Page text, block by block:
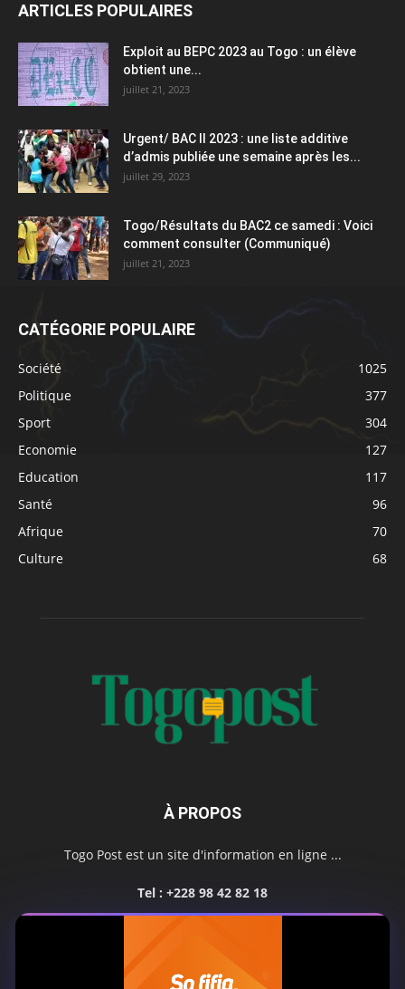
ARTICLES POPULAIRES
Exploit au BEPC 2023 au Togo : un élève
obtient une...
juillet 21, 2023
Urgent/ BAC II 2023 : une liste additive
d’admis publiée une semaine après les...
juillet 29, 2023
Togo/Résultats du BAC2 ce samedi : Voici
comment consulter (Communiqué)
juillet 21, 2023
CATÉGORIE POPULAIRE
Société
1025
Politique
377
Sport
304
Economie
127
Education
117
Santé
96
Afrique
70
Culture
68
À PROPOS
Togo Post est un site d'information en ligne ...
Tel : +228 98 42 82 18